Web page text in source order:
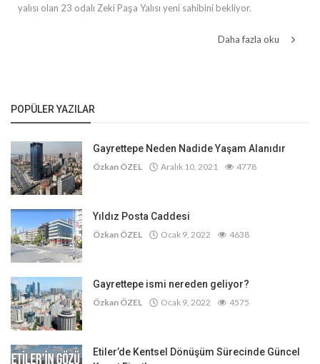
yalısı olan 23 odalı Zeki Paşa Yalısı yeni sahibini bekliyor.
Daha fazla oku
POPÜLER YAZILAR
Gayrettepe Neden Nadide Yaşam Alanıdır
Özkan ÖZEL Aralık 10, 2021 4778
Yıldız Posta Caddesi
Özkan ÖZEL Ocak 9, 2022 4638
Gayrettepe ismi nereden geliyor?
Özkan ÖZEL Ocak 9, 2022 4575
Etiler’de Kentsel Dönüşüm Sürecinde Güncel